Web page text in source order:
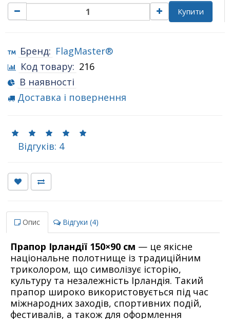
Купити
Бренд: FlagMaster®
Код товару: 216
В наявності
Доставка і повернення
Відгуків: 4
Опис Відгуки (4)
Прапор Ірландії 150×90 см — це якісне
національне полотнище із традиційним
триколором, що символізує історію,
культуру та незалежність Ірландія. Такий
прапор широко використовується під час
міжнародних заходів, спортивних подій,
фестивалів, а також для оформлення